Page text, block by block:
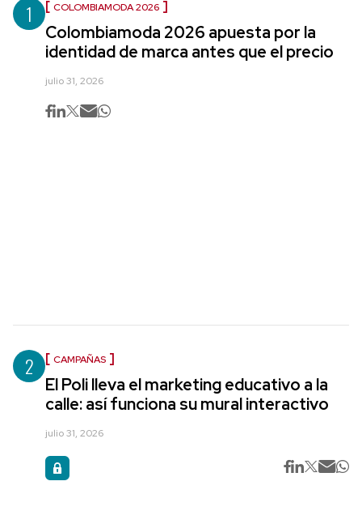
1 COLOMBIAMODA 2026
Colombiamoda 2026 apuesta por la
identidad de marca antes que el precio
julio 31, 2026
2 CAMPAÑAS
El Poli lleva el marketing educativo a la
calle: así funciona su mural interactivo
julio 31, 2026